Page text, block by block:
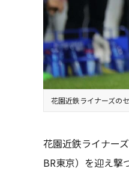
花園近鉄ライナーズの
花園近鉄ライナー
BR東京）を迎え撃